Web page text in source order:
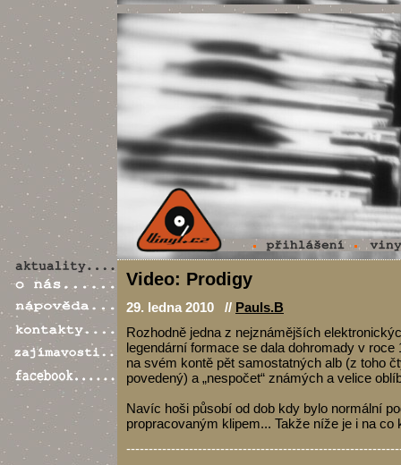
Video: Prodigy
29. ledna 2010 // Pauls.B
Rozhodně jedna z nejznámějších
legendární formace se dala dohromady v
na svém kontě pět samostatných alb (z toho
povedený) a „nespočet“ známých a velice
Navíc hoši působí od dob kdy bylo normální
propracovaným klipem... Takže níže je i na co